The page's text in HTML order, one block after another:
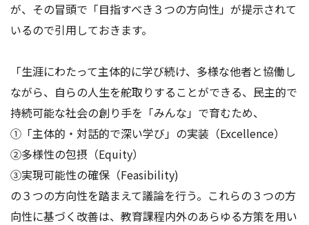
が、その冒頭で「目指すべき３つの方向性」が提示されて
いるので引用しておきます。
「生涯にわたって主体的に学び続け、多様な他者と協働し
ながら、自らの人生を舵取りすることができる、民主的で
持続可能な社会の創り手を「みんな」で育むため、
①「主体的・対話的で深い学び」の実装（Excellence）
②多様性の包摂（Equity）
③実現可能性の確保（Feasibility)
の３つの方向性を踏まえて議論を行う。これらの３つの方
向性に基づく改善は、教育課程内外のあらゆる方策を用い